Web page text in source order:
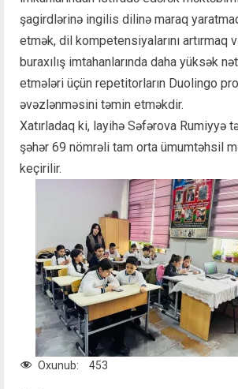
şagirdlərinə ingilis dilinə maraq
etmək, dil kompetensiyalarını artırmaq
buraxılış imtahanlarında daha yüksək
etmələri üçün repetitorların Duolingo
əvəzlənməsini təmin etməkdir.
Xatırladaq ki, layihə Səfərova Rumiyyə
şəhər 69 nömrəli tam orta ümumtəhsil
keçirilir.
Oxunub: 453